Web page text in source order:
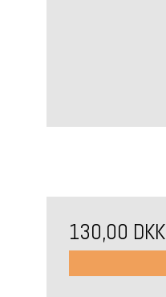
130,00 DKK